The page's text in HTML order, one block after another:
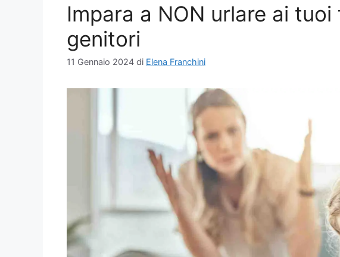
Impara a NON urlare ai
genitori
11 Gennaio 2024 di Elena Franchini